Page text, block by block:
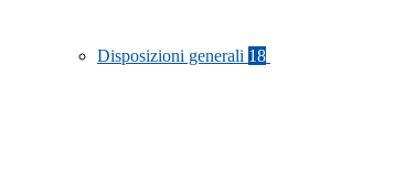
Disposizioni generali 18